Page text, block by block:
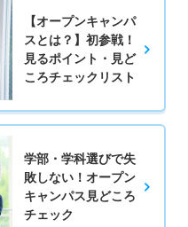
【オープンキャンパ
スとは？】初参戦！
見るポイント・見ど
ころチェックリスト
学部・学科選びで失
敗しない！オープン
キャンパス見どころ
チェック